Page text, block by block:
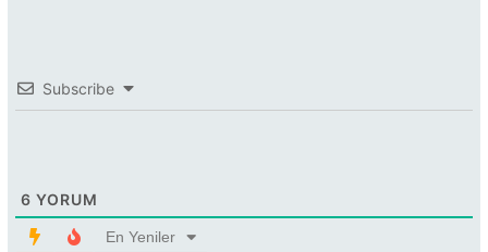
Subscribe
6 YORUM
En Yeniler